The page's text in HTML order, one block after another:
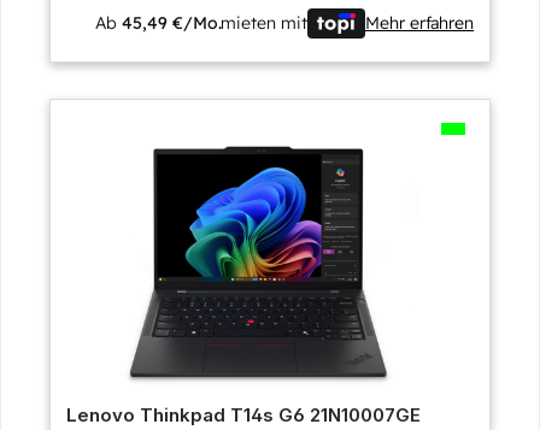
Ab45,49 €/Mo.mieten mit Mehr erfahren
Lenovo Thinkpad T14s G6 21N10007GE